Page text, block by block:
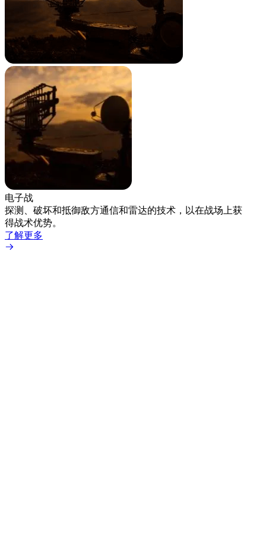
电子战
探测、破坏和抵御敌方通信和雷达的技术，以在战场上获
得战术优势。
了解更多